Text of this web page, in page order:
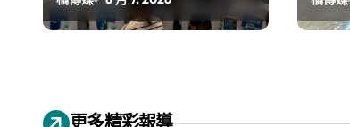
更多精彩報導